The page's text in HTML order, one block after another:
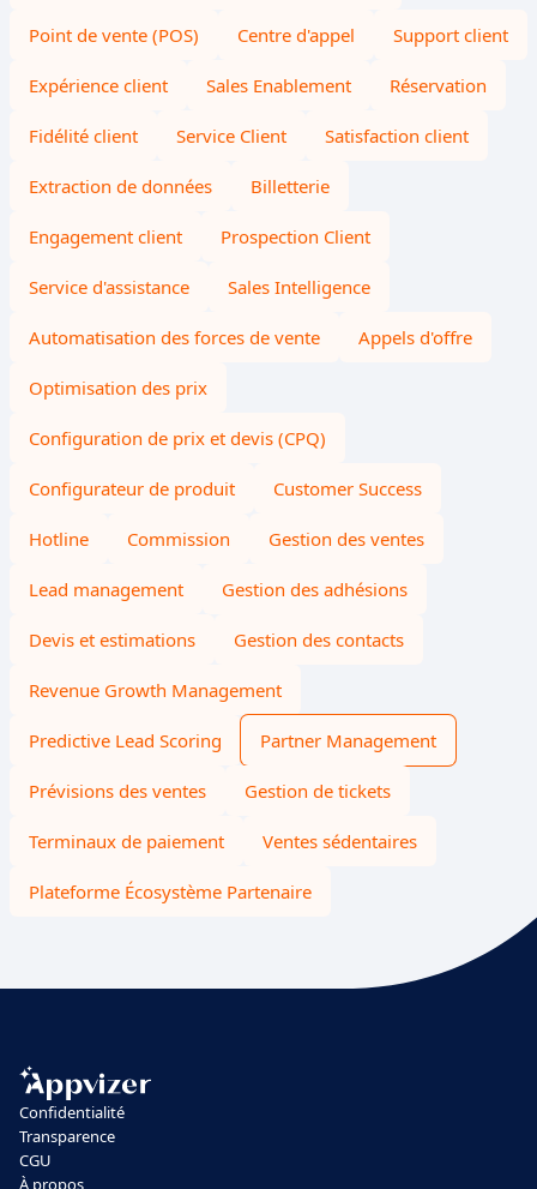
Point de vente (POS) Centre d'appel Support client
Expérience client Sales Enablement Réservation
Fidélité client Service Client Satisfaction client
Extraction de données Billetterie
Engagement client Prospection Client
Service d'assistance Sales Intelligence
Automatisation des forces de vente Appels d'offre
Optimisation des prix
Configuration de prix et devis (CPQ)
Configurateur de produit Customer Success
Hotline Commission Gestion des ventes
Lead management Gestion des adhésions
Devis et estimations Gestion des contacts
Revenue Growth Management
Predictive Lead Scoring Partner Management
Prévisions des ventes Gestion de tickets
Terminaux de paiement Ventes sédentaires
Plateforme Écosystème Partenaire
Confidentialité
Transparence
CGU
À propos